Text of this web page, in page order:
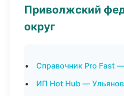
Приволжский
округ
Справочник Pro Fast
ИП Hot Hub —